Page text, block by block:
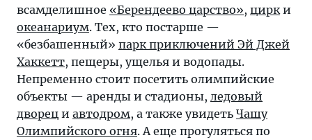
всамделишное «Берендеево царство», цирк и
океанариум. Тех, кто постарше —
«безбашенный» парк приключений Эй Джей
Хаккетт, пещеры, ущелья и водопады.
Непременно стоит посетить олимпийские
объекты — аренды и стадионы, ледовый
дворец и автодром, а также увидеть Чашу
Олимпийского огня. А еще прогуляться по